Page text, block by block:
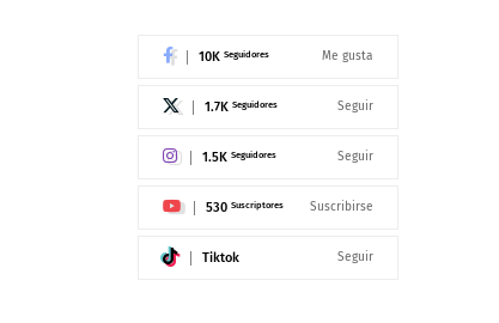
10K Seguidores Me gusta
1.7K Seguidores Seguir
1.5K Seguidores Seguir
530 Suscriptores Suscribirse
Tiktok Seguir